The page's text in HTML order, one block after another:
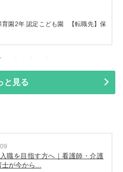
育園2年 認定こども園 【転職先】保
と見る
職を目指す方へ｜看護師・介護
が今から...